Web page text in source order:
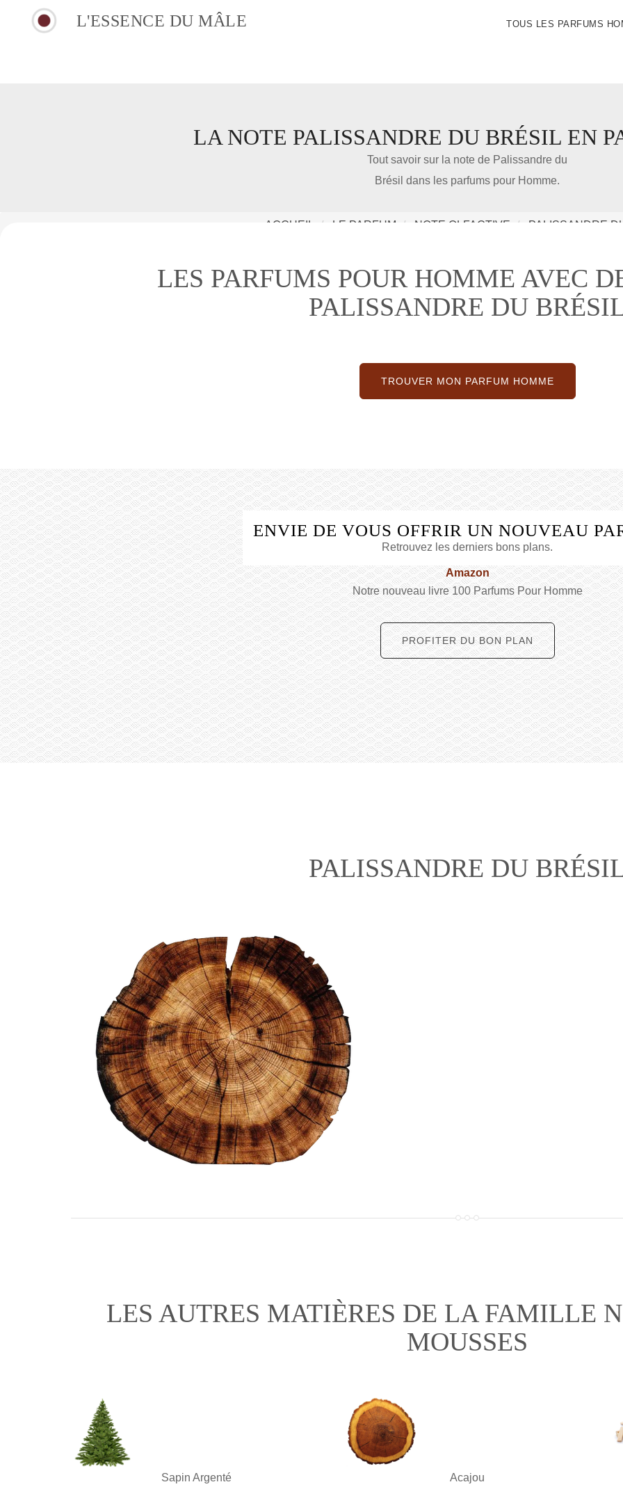
L'ESSENCE DU MÂLE TOUS LES PARFUMS
LA NOTE PALISSANDRE DU BRÉSIL EN
Tout savoir sur la note de Palissandre du
Brésil dans les parfums pour Homme.
ACCUEIL LE PARFUM NOTE OLFACTIVE PALISSANDRE
LES PARFUMS POUR HOMME AVEC
PALISSANDRE DU
TROUVER MON PARFUM HOMME
ENVIE DE VOUS OFFRIR UN NOUVEAU
Retrouvez les derniers bons plans.
Amazon
Notre nouveau livre 100 Parfums Pour Homme
PROFITER DU BON PLAN
PALISSANDRE DU
LES AUTRES MATIÈRES DE LA FAMILLE
MOUSSES
Sapin Argenté Acajou
IDÉE CADEAU DE NOËL
Amazon